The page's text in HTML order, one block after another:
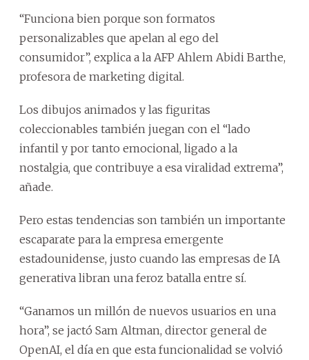
“Funciona bien porque son formatos
personalizables que apelan al ego del
consumidor”, explica a la AFP Ahlem Abidi Barthe,
profesora de marketing digital.
Los dibujos animados y las figuritas
coleccionables también juegan con el “lado
infantil y por tanto emocional, ligado a la
nostalgia, que contribuye a esa viralidad extrema”,
añade.
Pero estas tendencias son también un importante
escaparate para la empresa emergente
estadounidense, justo cuando las empresas de IA
generativa libran una feroz batalla entre sí.
“Ganamos un millón de nuevos usuarios en una
hora”, se jactó Sam Altman, director general de
OpenAI, el día en que esta funcionalidad se volvió